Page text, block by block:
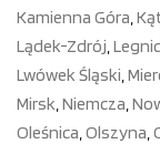
Kamienna Góra,
Lądek-Zdrój,
Lwówek Śląski,
Mirsk,Niemcza,
Oleśnica,Olszyna,